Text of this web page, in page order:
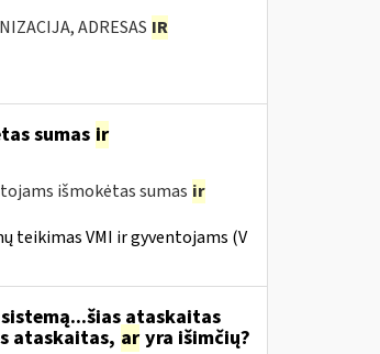
ADRESAS IR
sumas ir
išmokėtas sumas ir
teikimas VMI ir gyventojams (V
ataskaitas
ataskaitas, aryra išimčių?